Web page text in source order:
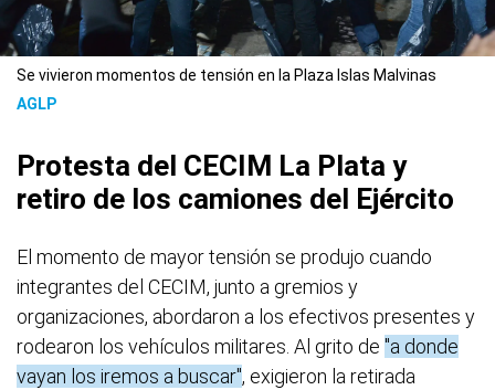
Se vivieron momentos de tensión en la Plaza Islas Malvinas
AGLP
Protesta del CECIM La Plata y
retiro de los camiones del Ejército
El momento de mayor tensión se produjo cuando
integrantes del CECIM, junto a gremios y
organizaciones, abordaron a los efectivos presentes y
rodearon los vehículos militares. Al grito de "a donde
vayan los iremos a buscar", exigieron la retirada